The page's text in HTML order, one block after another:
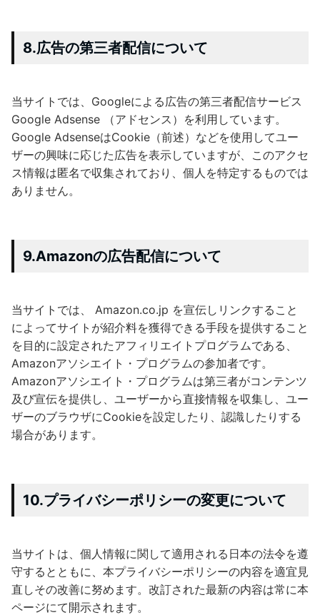
8.広告の第三者配信について
当サイトでは、Googleによる広告の第三者配信サービス
Google Adsense （アドセンス）を利用しています。
Google AdsenseはCookie（前述）などを使用してユー
ザーの興味に応じた広告を表示していますが、このアクセ
ス情報は匿名で収集されており、個人を特定するものでは
ありません。
9.Amazonの広告配信について
当サイトでは、 Amazon.co.jp を宣伝しリンクすること
によってサイトが紹介料を獲得できる手段を提供すること
を目的に設定されたアフィリエイトプログラムである、
Amazonアソシエイト・プログラムの参加者です。
Amazonアソシエイト・プログラムは第三者がコンテンツ
及び宣伝を提供し、ユーザーから直接情報を収集し、ユー
ザーのブラウザにCookieを設定したり、認識したりする
場合があります。
10.プライバシーポリシーの変更について
当サイトは、個人情報に関して適用される日本の法令を遵
守するとともに、本プライバシーポリシーの内容を適宜見
直しその改善に努めます。改訂された最新の内容は常に本
ページにて開示されます。